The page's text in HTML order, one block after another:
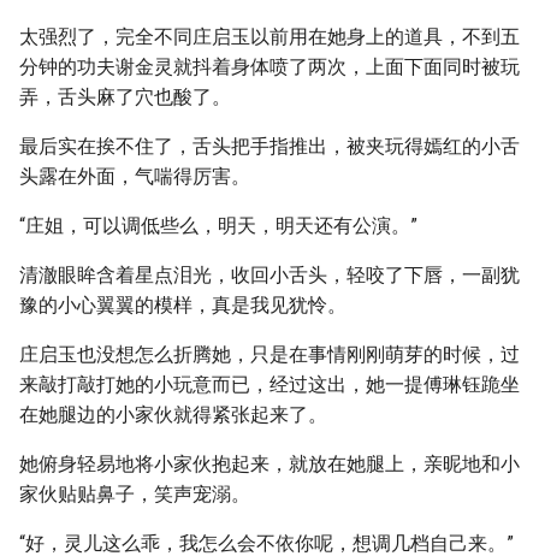
太强烈了，完全不同庄启玉以前用在她身上的道具，不到五
分钟的功夫谢金灵就抖着身体喷了两次，上面下面同时被玩
弄，舌头麻了穴也酸了。
最后实在挨不住了，舌头把手指推出，被夹玩得嫣红的小舌
头露在外面，气喘得厉害。
“庄姐，可以调低些么，明天，明天还有公演。”
清澈眼眸含着星点泪光，收回小舌头，轻咬了下唇，一副犹
豫的小心翼翼的模样，真是我见犹怜。
庄启玉也没想怎么折腾她，只是在事情刚刚萌芽的时候，过
来敲打敲打她的小玩意而已，经过这出，她一提傅琳钰跪坐
在她腿边的小家伙就得紧张起来了。
她俯身轻易地将小家伙抱起来，就放在她腿上，亲昵地和小
家伙贴贴鼻子，笑声宠溺。
“好，灵儿这么乖，我怎么会不依你呢，想调几档自己来。”